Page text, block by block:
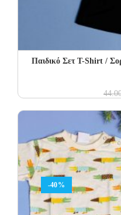
Παιδικό Σετ T-Shirt /
-40%